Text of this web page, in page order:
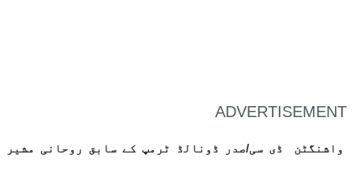
ADVERTISEMENT
واشنگٹن ڈی سی/صدر ڈونالڈ ٹرمپ کے سابق روحانی مشیر